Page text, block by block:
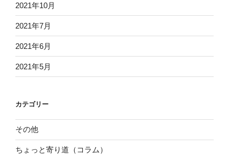
2021年10月
2021年7月
2021年6月
2021年5月
カテゴリー
その他
ちょっと寄り道（コラム）